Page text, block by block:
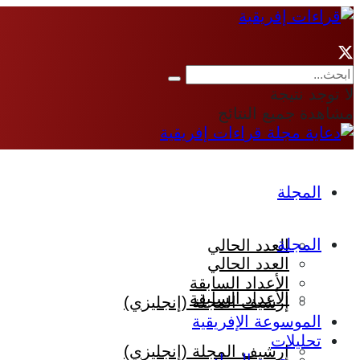
لا توجد نتيجة
مشاهدة جميع النتائج
المجلة
العدد الحالي
الأعداد السابقة
إرشيف المجلة (إنجليزي)
المجلة
العدد الحالي
الأعداد السابقة
إرشيف المجلة (إنجليزي)
الموسوعة الإفريقية
تحليلات